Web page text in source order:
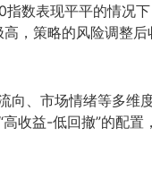
指数表现平平的情况
，策略的风险调整后
向、市场情绪等多
收益-低回撤”的配